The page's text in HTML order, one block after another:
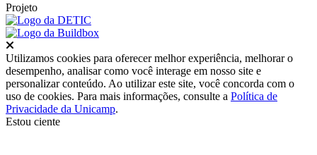
Projeto
Utilizamos cookies para oferecer melhor experiência, melhorar o
desempenho, analisar como você interage em nosso site e
personalizar conteúdo. Ao utilizar este site, você concorda com o
uso de cookies. Para mais informações, consulte a Política de
Privacidade da Unicamp.
Estou ciente